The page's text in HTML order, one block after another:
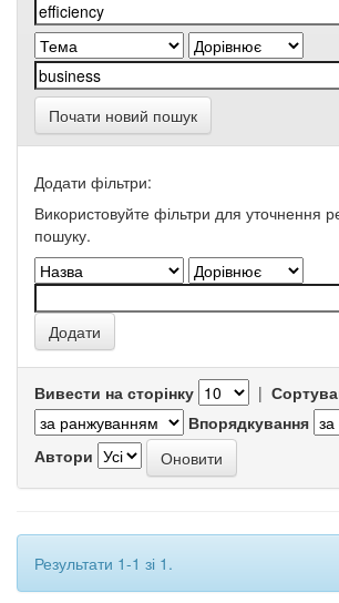
Почати новий пошук
Додати фільтри:
Використовуйте фільтри для уточнення
пошуку.
Вивести на сторінку |
Впорядкування
Автори
Результати 1-1 зі 1.